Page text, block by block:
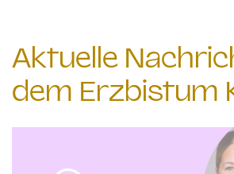
Aktuelle
dem Erzbistum